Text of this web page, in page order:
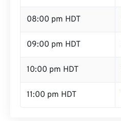
08:00 pm HDT
09:00 pm HDT
10:00 pm HDT
11:00 pm HDT